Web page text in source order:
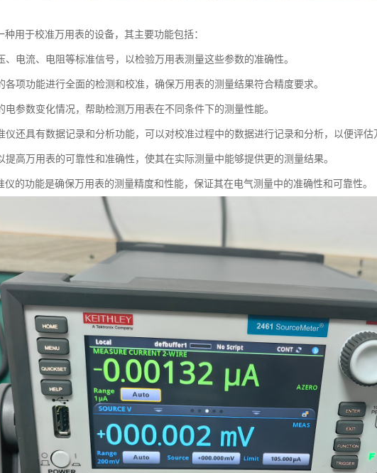
种用于校准万用表的设备，其主要功能包括：
、电流、电阻等标准信号，以检验万用表测量这些参数的准确性。
各项功能进行全面的检测和校准，确保万用表的测量结果符合精度要求。
电参数变化情况，帮助检测万用表在不同条件下的测量性能。
仪还具有数据记录和分析功能，可以对校准过程中的数据进行记录和分析，以便评估
提高万用表的可靠性和准确性，使其在实际测量中能够提供更的测量结果。
仪的功能是确保万用表的测量精度和性能，保证其在电气测量中的准确性和可靠性。